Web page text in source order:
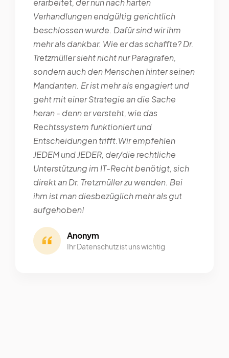
erarbeitet, der nun nach harten
Verhandlungen endgültig gerichtlich
beschlossen wurde. Dafür sind wir ihm
mehr als dankbar. Wie er das schaffte? Dr.
Tretzmüller sieht nicht nur Paragrafen,
sondern auch den Menschen hinter seinen
Mandanten. Er ist mehr als engagiert und
geht mit einer Strategie an die Sache
heran - denn er versteht, wie das
Rechtssystem funktioniert und
Entscheidungen trifft.Wir empfehlen
JEDEM und JEDER, der/die rechtliche
Unterstützung im IT-Recht benötigt, sich
direkt an Dr. Tretzmüller zu wenden. Bei
ihm ist man diesbezüglich mehr als gut
aufgehoben!
Anonym
Ihr Datenschutz ist uns wichtig